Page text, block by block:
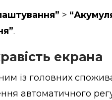
>
.
екрана
із головних
автоматичного